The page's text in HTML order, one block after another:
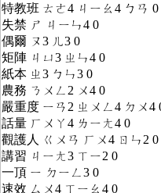
特教班 ㄊㄜ4 ㄐㄧㄠ4 ㄅㄢ 0
失禁 ㄕ ㄐㄧㄣ4 0
偶爾 ㄡ3 ㄦ3 0
矩陣 ㄐㄩ3 ㄓㄣ4 0
紙本 ㄓ3 ㄅㄣ3 0
農務 ㄋㄨㄥ2 ㄨ4 0
嚴重度 ㄧㄢ2 ㄓㄨㄥ4 ㄉㄨ4
話量 ㄏㄨㄚ4 ㄌㄧㄤ4 0
觀護人 ㄍㄨㄢ ㄏㄨ4 ㄖㄣ2 0
講習 ㄐㄧㄤ3 ㄒㄧ2 0
一頂 ㄧ ㄉㄧㄥ3 0
速效 ㄙㄨ4 ㄒㄧㄠ4 0